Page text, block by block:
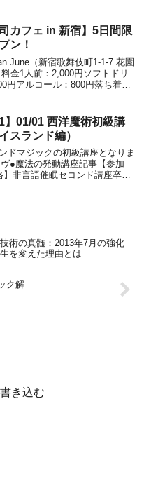
お話ししたいと思います。私
、不思議な力を持...
カフェ in 新宿】5日間限
ン！
June（新宿歌舞伎町1-1-7 花園
金1人前：2,000円ソフトドリ
円アルコール：800円落ち着い
す。📅 開催スケジュール...
1】01/01 西洋魔術初級講
スランド編）
ドマジックの初級講座となりま
●魔法の発動講座記事【参加
非言語催眠セコンド講座卒業
術の真髄：2013年7月の強化
を変えた理由とは
ク解
き込む